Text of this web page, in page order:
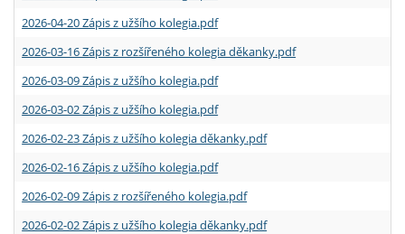
2026-04-20 Zápis z užšího kolegia.pdf
2026-03-16 Zápis z rozšířeného kolegia děkanky.pdf
2026-03-09 Zápis z užšího kolegia.pdf
2026-03-02 Zápis z užšího kolegia.pdf
2026-02-23 Zápis z užšího kolegia děkanky.pdf
2026-02-16 Zápis z užšího kolegia.pdf
2026-02-09 Zápis z rozšířeného kolegia.pdf
2026-02-02 Zápis z užšího kolegia děkanky.pdf